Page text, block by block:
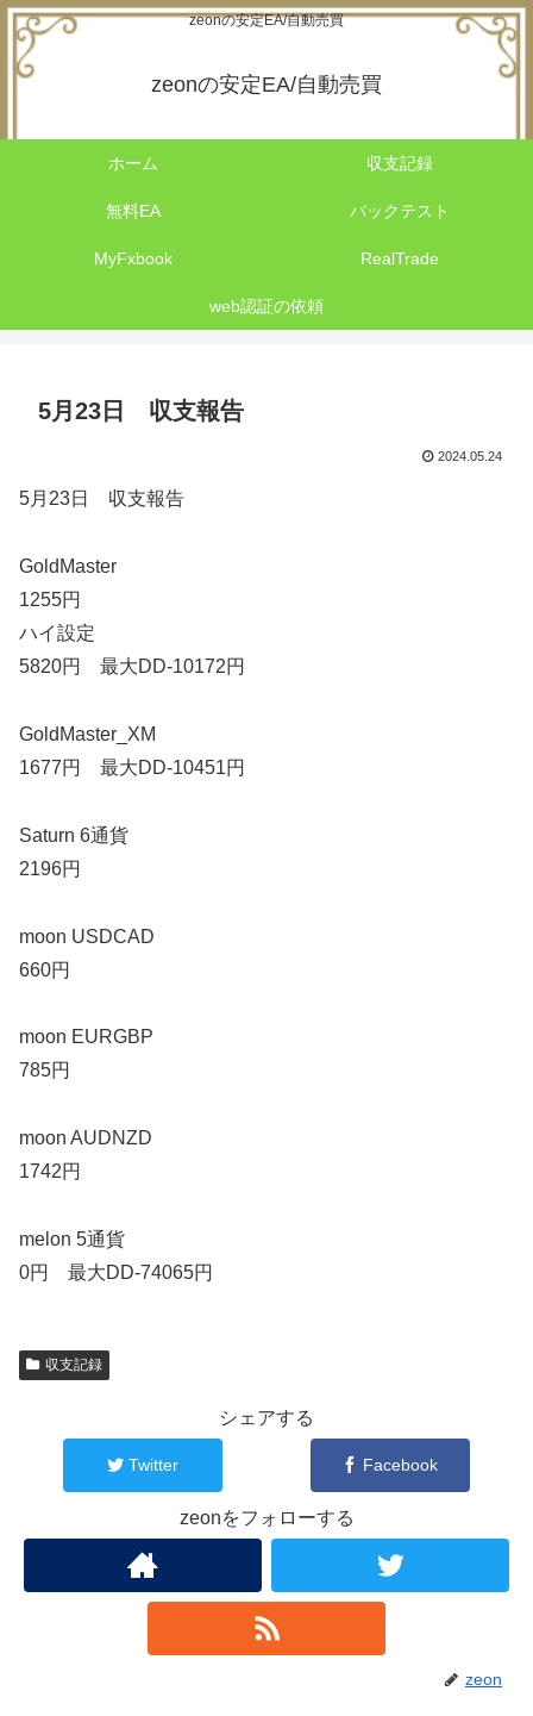
zeonの安定EA/自動売買
zeonの安定EA/自動売買
ホーム 収支記録
無料EA バックテスト
MyFxbook RealTrade
web認証の依頼
5月23日 収支報告
2024.05.24
5月23日 収支報告
GoldMaster
1255円
ハイ設定
5820円 最大DD-10172円
GoldMaster_XM
1677円 最大DD-10451円
Saturn 6通貨
2196円
moon USDCAD
660円
moon EURGBP
785円
moon AUDNZD
1742円
melon 5通貨
0円 最大DD-74065円
収支記録
シェアする
Twitter Facebook
zeonをフォローする
zeon